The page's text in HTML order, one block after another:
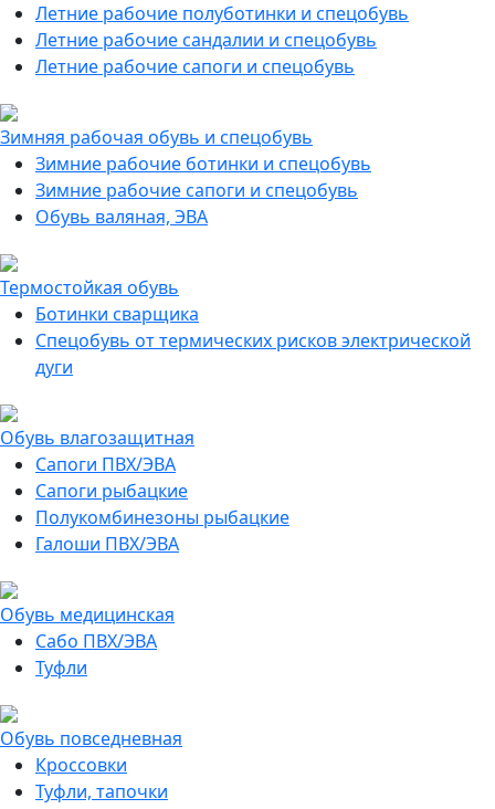
Летние рабочие полуботинки и спецобувь
Летние рабочие сандалии и спецобувь
Летние рабочие сапоги и спецобувь
Зимняя рабочая обувь и спецобувь
Зимние рабочие ботинки и спецобувь
Зимние рабочие сапоги и спецобувь
Обувь валяная, ЭВА
Термостойкая обувь
Ботинки сварщика
Спецобувь от термических рисков электрической
дуги
Обувь влагозащитная
Сапоги ПВХ/ЭВА
Сапоги рыбацкие
Полукомбинезоны рыбацкие
Галоши ПВХ/ЭВА
Обувь медицинская
Сабо ПВХ/ЭВА
Туфли
Обувь повседневная
Кроссовки
Туфли, тапочки